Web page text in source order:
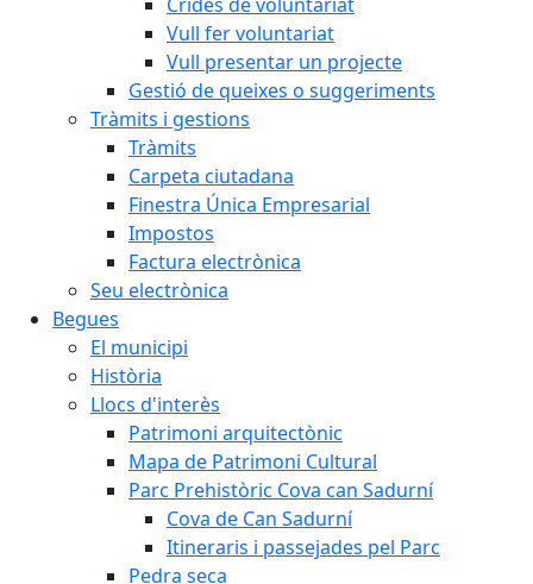
Vull fer voluntariat
Vull presentar un projecte
Gestió de queixes o suggeriments
Tràmits i gestions
Tràmits
Carpeta ciutadana
Finestra Única Empresarial
Impostos
Factura electrònica
Seu electrònica
Begues
El municipi
Història
Llocs d'interès
Patrimoni arquitectònic
Mapa de Patrimoni Cultural
Parc Prehistòric Cova can Sadurní
Cova de Can Sadurní
Itineraris i passejades pel Parc
Pedra seca